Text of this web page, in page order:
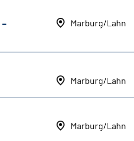
–
Marburg/Lahn
Marburg/Lahn
Marburg/Lahn